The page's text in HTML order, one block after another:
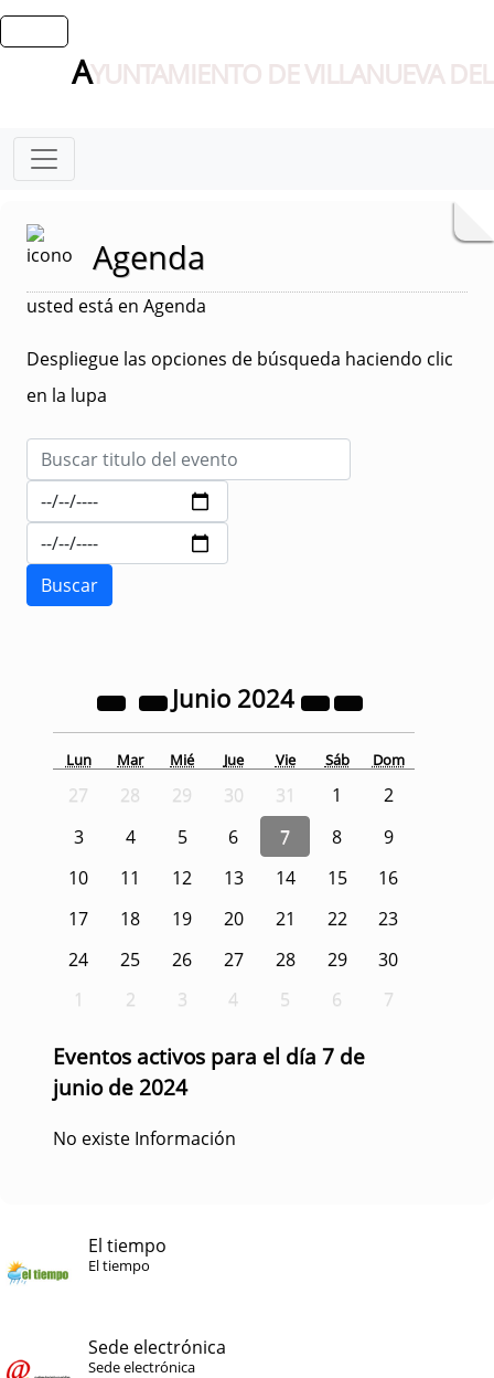
AYUNTAMIENTO DE VILLANUEVA
Agenda
usted está en Agenda
Despliegue las opciones de búsqueda haciendo clic
en la lupa
Junio 2024
Lun Mar Mié Jue Vie Sáb Dom
27 28 29 30 31 1
2
3
4 5 6 7 8
9
10
11 12 13 14 15
16
17
18 19 20 21 22
23
24
25 26 27 28 29
30
1
2 3 4 5 6 7
Eventos activos para el día 7 de
junio de 2024
No existe Información
El tiempo
El tiempo
Sede electrónica
Sede electrónica